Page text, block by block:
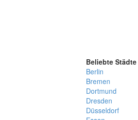
Beliebte Städte
Berlin
Bremen
Dortmund
Dresden
Düsseldorf